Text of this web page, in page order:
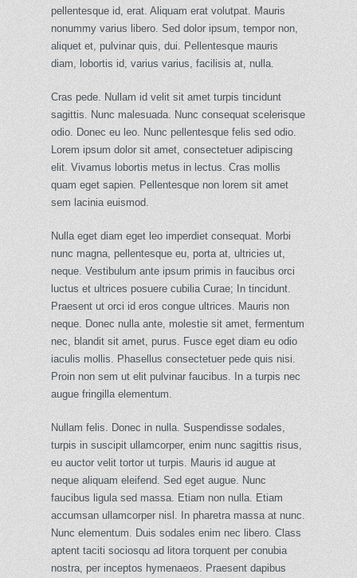
pellentesque id, erat. Aliquam erat volutpat. Mauris
nonummy varius libero. Sed dolor ipsum, tempor non,
aliquet et, pulvinar quis, dui. Pellentesque mauris
diam, lobortis id, varius varius, facilisis at, nulla.
Cras pede. Nullam id velit sit amet turpis tincidunt
sagittis. Nunc malesuada. Nunc consequat scelerisque
odio. Donec eu leo. Nunc pellentesque felis sed odio.
Lorem ipsum dolor sit amet, consectetuer adipiscing
elit. Vivamus lobortis metus in lectus. Cras mollis
quam eget sapien. Pellentesque non lorem sit amet
sem lacinia euismod.
Nulla eget diam eget leo imperdiet consequat. Morbi
nunc magna, pellentesque eu, porta at, ultricies ut,
neque. Vestibulum ante ipsum primis in faucibus orci
luctus et ultrices posuere cubilia Curae; In tincidunt.
Praesent ut orci id eros congue ultrices. Mauris non
neque. Donec nulla ante, molestie sit amet, fermentum
nec, blandit sit amet, purus. Fusce eget diam eu odio
iaculis mollis. Phasellus consectetuer pede quis nisi.
Proin non sem ut elit pulvinar faucibus. In a turpis nec
augue fringilla elementum.
Nullam felis. Donec in nulla. Suspendisse sodales,
turpis in suscipit ullamcorper, enim nunc sagittis risus,
eu auctor velit tortor ut turpis. Mauris id augue at
neque aliquam eleifend. Sed eget augue. Nunc
faucibus ligula sed massa. Etiam non nulla. Etiam
accumsan ullamcorper nisl. In pharetra massa at nunc.
Nunc elementum. Duis sodales enim nec libero. Class
aptent taciti sociosqu ad litora torquent per conubia
nostra, per inceptos hymenaeos. Praesent dapibus